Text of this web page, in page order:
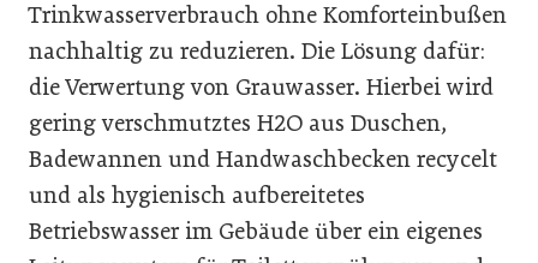
Trinkwasserverbrauch ohne Komforteinbußen
nachhaltig zu reduzieren. Die Lösung dafür:
die Verwertung von Grauwasser. Hierbei wird
gering verschmutztes H2O aus Duschen,
Badewannen und Handwaschbecken recycelt
und als hygienisch aufbereitetes
Betriebswasser im Gebäude über ein eigenes